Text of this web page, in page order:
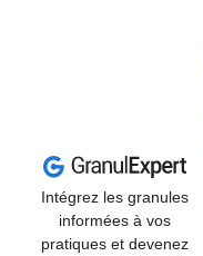
Intégrez les granules
informées à vos
pratiques et devenez